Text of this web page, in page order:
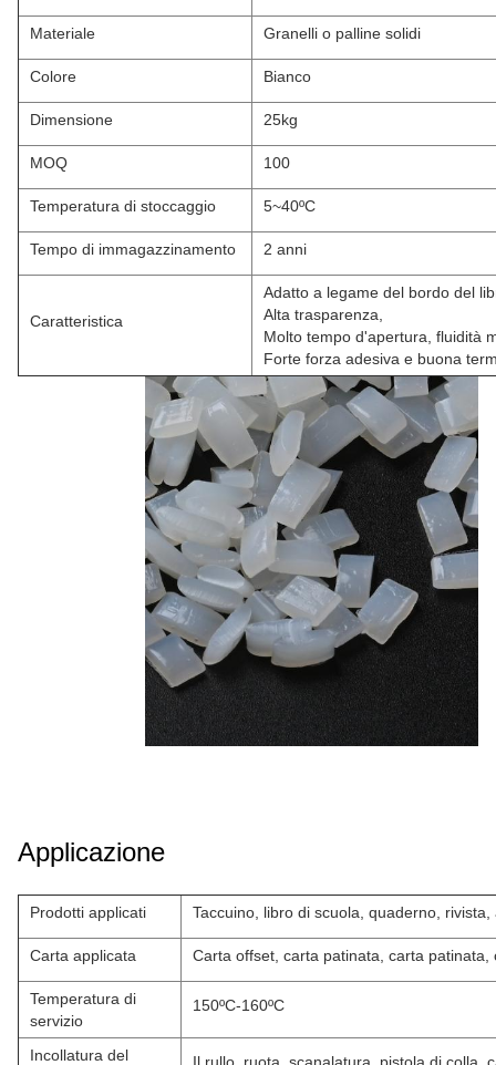
Materiale Granelli o palline solidi
Colore Bianco
Dimensione 25kg
MOQ 100
Temperatura di stoccaggio 5~40ºC
Tempo di immagazzinamento 2 anni
Caratteristica
Adatto a legame del bordo del
Alta trasparenza,
Molto tempo d'apertura, fluidità
Forte forza adesiva e buona
Applicazione
Prodotti applicati Taccuino, libro di scuola, quaderno,
Carta applicata Carta offset, carta patinata, carta patinata,
Temperatura di
servizio
150ºC-160ºC
Incollatura del Il rullo, ruota, scanalatura, pistola di colla,